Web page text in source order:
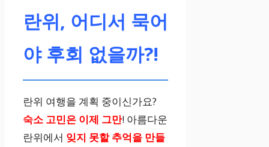
란위, 어디서 묵어
야 후회 없을까?!
란위 여행을 계획 중이신가요?
숙소 고민은 이제 그만! 아름다운
란위에서 잊지 못할 추억을 만들